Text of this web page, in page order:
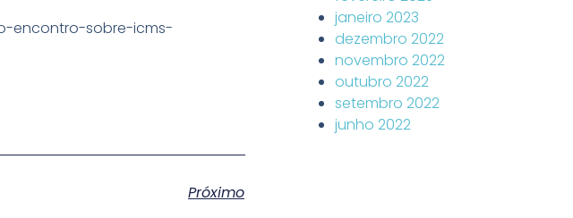
encontro-sobre-icms-
Próximo
janeiro 2023
dezembro 2022
novembro 2022
outubro 2022
setembro 2022
junho 2022